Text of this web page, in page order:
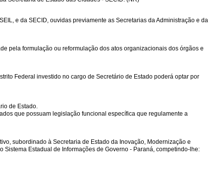
e da SECID, ouvidas previamente as Secretarias da Administração e da
pela formulação ou reformulação dos atos organizacionais dos órgãos e
Federal investido no cargo de Secretário de Estado poderá optar por
de Estado.
que possuam legislação funcional específica que regulamente a
subordinado à Secretaria de Estado da Inovação, Modernização e
Estadual de Informações de Governo - Paraná, competindo-lhe: